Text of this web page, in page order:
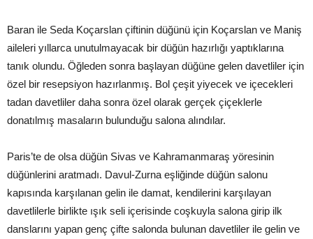
Baran ile Seda Koçarslan çiftinin düğünü için Koçarslan ve Maniş
aileleri yıllarca unutulmayacak bir düğün hazırlığı yaptıklarına
tanık olundu. Öğleden sonra başlayan düğüne gelen davetliler için
özel bir resepsiyon hazırlanmış. Bol çeşit yiyecek ve içecekleri
tadan davetliler daha sonra özel olarak gerçek çiçeklerle
donatılmış masaların bulunduğu salona alındılar.
Paris’te de olsa düğün Sivas ve Kahramanmaraş yöresinin
düğünlerini aratmadı. Davul-Zurna eşliğinde düğün salonu
kapısında karşılanan gelin ile damat, kendilerini karşılayan
davetlilerle birlikte ışık seli içerisinde coşkuyla salona girip ilk
danslarını yapan genç çifte salonda bulunan davetliler ile gelin ve